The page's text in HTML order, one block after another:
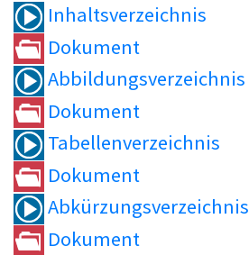
Inhaltsverzeichnis
Dokument
Abbildungsverzeichnis
Dokument
Tabellenverzeichnis
Dokument
Abkürzungsverzeichnis
Dokument